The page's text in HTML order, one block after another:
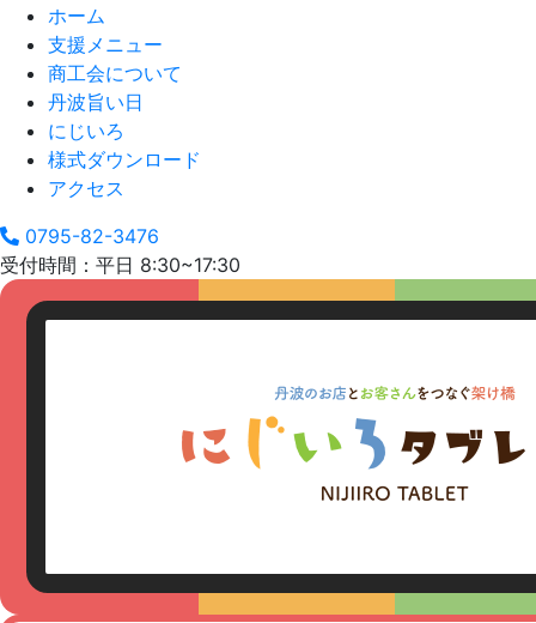
ホーム
支援メニュー
商工会について
丹波旨い日
にじいろ
様式ダウンロード
アクセス
0795-82-3476
受付時間：平日 8:30~17:30